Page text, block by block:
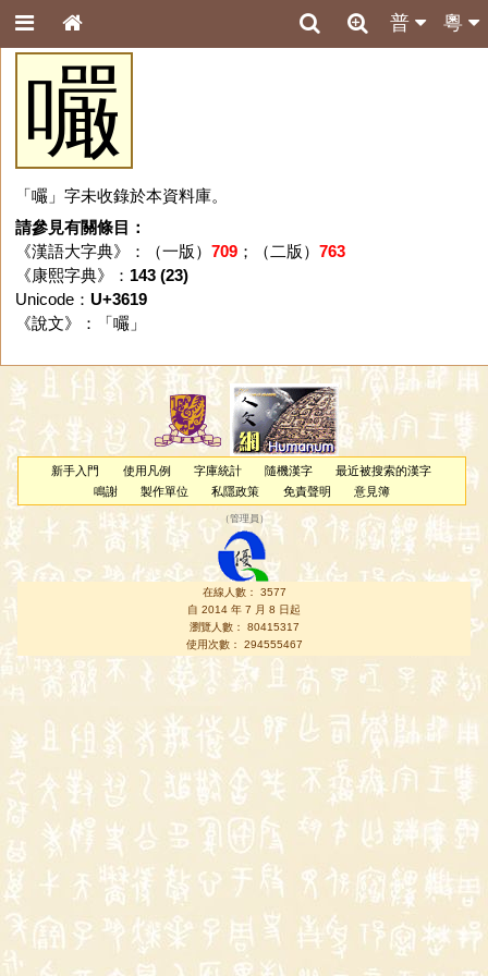
粵
普
㘙
「㘙」字未收錄於本資料庫。
請參見有關條目：
《漢語大字典》：（一版） 709；（二版） 763
《康熙字典》： 143 (23)
Unicode： U+3619
《說文》：「 㘙 」
新手入門 使用凡例 字庫統計 隨機漢字
最近被搜索的漢字
鳴謝
製作單位 私隱政策 免責聲明 意見簿
（管理員 ）
在線人數： 3577
自 2014 年 7 月 8 日起
瀏覽人數： 80415317
使用次數： 294555467